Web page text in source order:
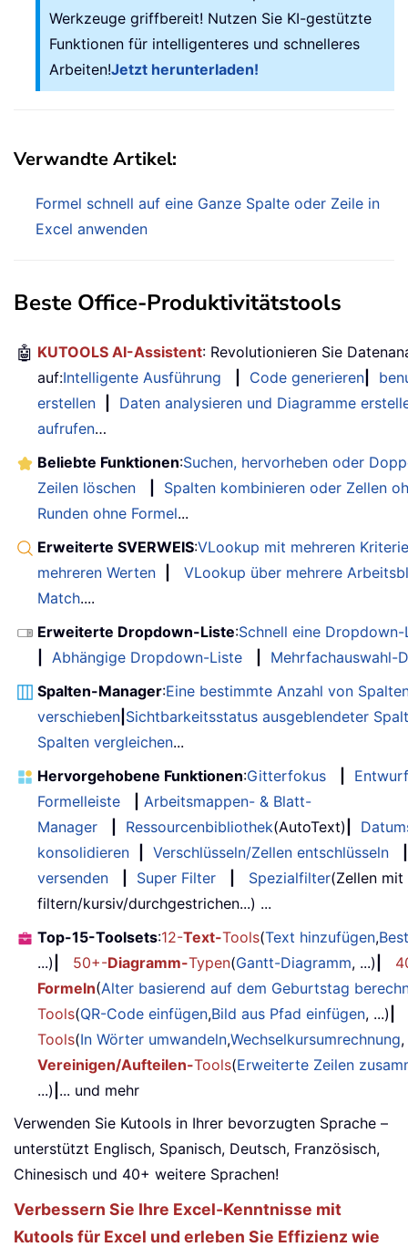
Werkzeuge griffbereit! Nutzen Sie KI-gestützte
Funktionen für intelligenteres und schnelleres
Arbeiten!Jetzt herunterladen!
Verwandte Artikel:
Formel schnell auf eine Ganze Spalte oder Zeile in
Excel anwenden
Beste Office-Produktivitätstools
🤖 KUTOOLS AI-Assistent: Revolutionieren Sie
auf:Intelligente Ausführung Code generieren
erstellen
Daten analysieren und Diagramme
aufrufen…
Beliebte Funktionen:Suchen, hervorheben oder
Zeilen löschen
Spalten kombinieren oder Zellen
Runden ohne Formel...
Erweiterte SVERWEIS:VLookup mit mehreren
mehreren Werten
VLookup über mehrere
Match....
Erweiterte Dropdown-Liste:Schnell eine
Abhängige Dropdown-Liste
Mehrfachauswahl-
Spalten-Manager:Eine bestimmte Anzahl von
verschieben Sichtbarkeitsstatus ausgeblendeter
Spalten vergleichen...
Hervorgehobene Funktionen:Gitterfokus
Entwurf
Formelleiste
Arbeitsmappen- & Blatt-
Manager
Ressourcenbibliothek(AutoText)
konsolidieren
Verschlüsseln/Zellen entschlüsseln
versenden
Super Filter Spezialfilter(Zellen
filtern/kursiv/durchgestrichen...) ...
Top-15-Toolsets:12-Text-Tools(Text hinzufügen,
...)
50+-Diagramm-Typen(Gantt-Diagramm, ...)
Formeln(Alter basierend auf dem Geburtstag
Tools(QR-Code einfügen,Bild aus Pfad einfügen, ...)
Tools(In Wörter umwandeln,Wechselkursumrechnung
Vereinigen/Aufteilen-Tools(Erweiterte Zeilen
...) ... und mehr
Verwenden Sie Kutools in Ihrer bevorzugten Sprache –
unterstützt Englisch, Spanisch, Deutsch, Französisch,
Chinesisch und 40+ weitere Sprachen!
Verbessern Sie Ihre Excel-Kenntnisse mit
Kutools für Excel und erleben Sie Effizienz wie